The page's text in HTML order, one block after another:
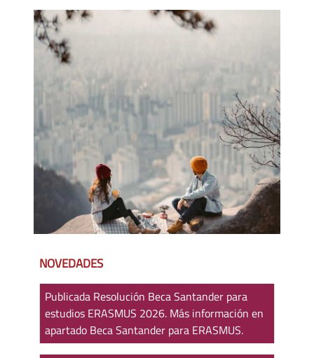
NOVEDADES
Publicada Resolución Beca Santander para
estudios ERASMUS 2026. Más información en
apartado Beca Santander para ERASMUS.